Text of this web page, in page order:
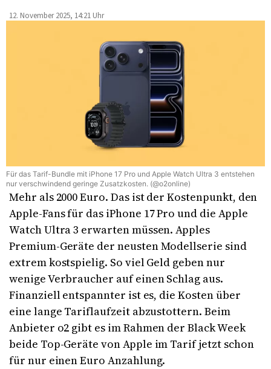
12. November 2025, 14:21 Uhr
Für das Tarif-Bundle mit iPhone 17 Pro und Apple Watch Ultra 3 entstehen
nur verschwindend geringe Zusatzkosten. (@o2online)
Mehr als 2000 Euro. Das ist der Kostenpunkt, den
Apple-Fans für das iPhone 17 Pro und die Apple
Watch Ultra 3 erwarten müssen. Apples
Premium-Geräte der neusten Modellserie sind
extrem kostspielig. So viel Geld geben nur
wenige Verbraucher auf einen Schlag aus.
Finanziell entspannter ist es, die Kosten über
eine lange Tariflaufzeit abzustottern. Beim
Anbieter o2 gibt es im Rahmen der Black Week
beide Top-Geräte von Apple im Tarif jetzt schon
für nur einen Euro Anzahlung.